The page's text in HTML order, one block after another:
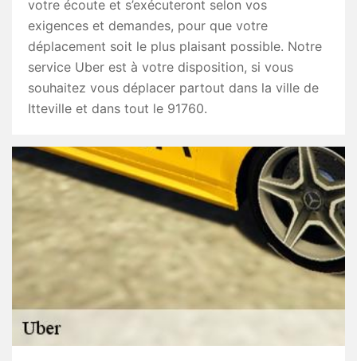
votre écoute et s’exécuteront selon vos
exigences et demandes, pour que votre
déplacement soit le plus plaisant possible. Notre
service Uber est à votre disposition, si vous
souhaitez vous déplacer partout dans la ville de
Itteville et dans tout le 91760.